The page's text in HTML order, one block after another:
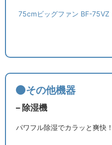
75cmビッグファン BF-75VZ
その他機器
– 除湿機
パワフル除湿でカラッと爽快！